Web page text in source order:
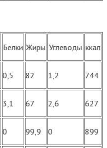
Белки Жиры Углеводы ккал
0,5 82 1,2 744
3,1 67 2,6 627
0 99,9 0 899